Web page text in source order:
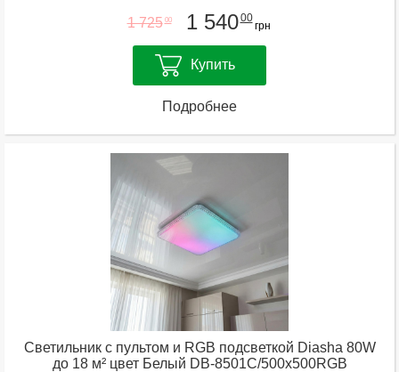
1 725 00 1 54000
грн
Купить
Подробнее
Светильник с пультом и RGB подсветкой Diasha 80W
до 18 м² цвет Белый DB-8501C/500x500RGB